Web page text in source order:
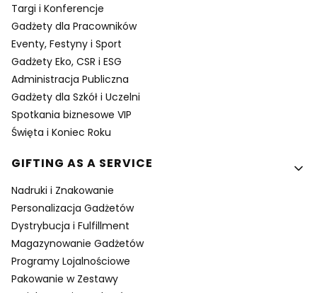
Targi i Konferencje
Gadżety dla Pracowników
Eventy, Festyny i Sport
Gadżety Eko, CSR i ESG
Administracja Publiczna
Gadżety dla Szkół i Uczelni
Spotkania biznesowe VIP
Święta i Koniec Roku
GIFTING AS A SERVICE
Nadruki i Znakowanie
Personalizacja Gadżetów
Dystrybucja i Fulfillment
Magazynowanie Gadżetów
Programy Lojalnościowe
Pakowanie w Zestawy